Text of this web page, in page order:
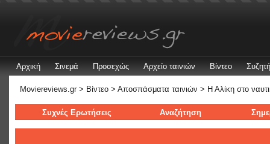
Αρχική Σινεμά Προσεχώς Αρχείο ταινιών Βίντεο
Moviereviews.gr > Βίντεο > Αποσπάσματα ταινιών > Η Αλίκη στο
Συχνές Ερωτήσεις Αναζήτηση